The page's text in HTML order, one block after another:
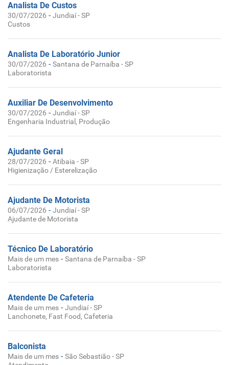
Analista De Custos
30/07/2026 -Jundiaí - SP
Custos
Analista De Laboratório Junior
30/07/2026 -Santana de Parnaíba - SP
Laboratorista
Auxiliar De Desenvolvimento
30/07/2026 -Jundiaí - SP
Engenharia Industrial, Produção
Ajudante Geral
28/07/2026 -Atibaia - SP
Higienização / Esterelização
Ajudante De Motorista
06/07/2026 -Jundiaí - SP
Ajudante de Motorista
Técnico De Laboratório
Mais de um mes -Santana de Parnaíba - SP
Laboratorista
Atendente De Cafeteria
Mais de um mes -Jundiaí - SP
Lanchonete, Fast Food, Cafeteria
Balconista
Mais de um mes -São Sebastião - SP